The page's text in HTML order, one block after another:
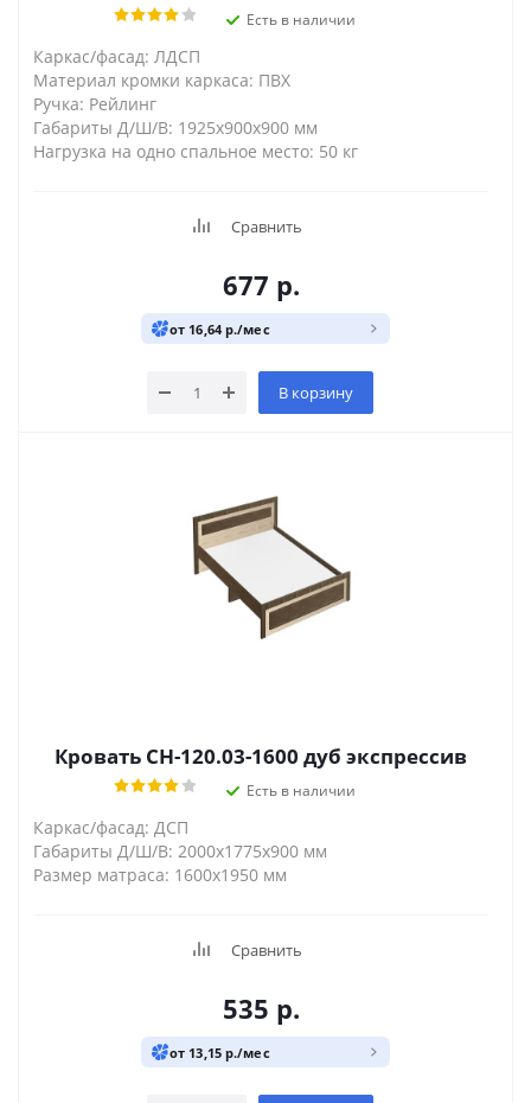
Есть в наличии
Каркас/фасад: ЛДСП
Материал кромки каркаса: ПВХ
Ручка: Рейлинг
Габариты Д/Ш/В: 1925х900х900 мм
Нагрузка на одно спальное место: 50 кг
Сравнить
677 р.
от 16,64 р./мес
В корзину
Кровать СН-120.03-1600 дуб экспрессив
Есть в наличии
Каркас/фасад: ДСП
Габариты Д/Ш/В: 2000х1775х900 мм
Размер матраса: 1600х1950 мм
Сравнить
535 р.
от 13,15 р./мес